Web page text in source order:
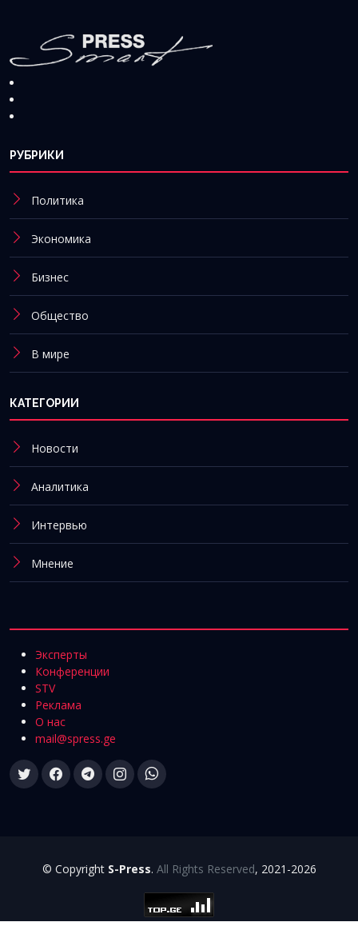
РУБРИКИ
Политика
Экономика
Бизнес
Общество
В мире
КАТЕГОРИИ
Новости
Аналитика
Интервью
Мнение
Эксперты
Конференции
STV
Реклама
О нас
mail@spress.ge
© Copyright S-Press. All Rights Reserved, 2021-2026